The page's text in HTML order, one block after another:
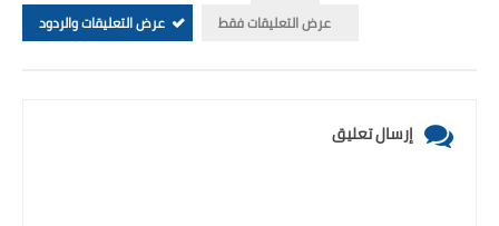
عرض التعليقات فقط
عرض التعليقات والردود
إرسال تعليق